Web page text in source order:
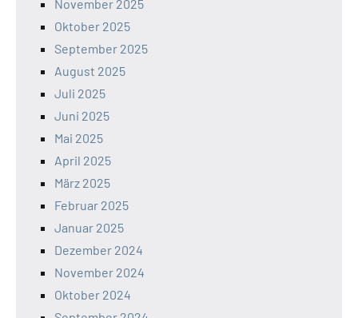
November 2025
Oktober 2025
September 2025
August 2025
Juli 2025
Juni 2025
Mai 2025
April 2025
März 2025
Februar 2025
Januar 2025
Dezember 2024
November 2024
Oktober 2024